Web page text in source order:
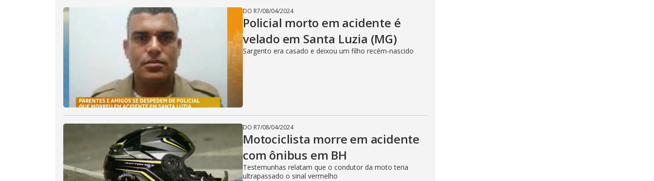
DO R7/08/04/2024
Policial morto em acidente é
velado em Santa Luzia (MG)
Sargento era casado e deixou um filho recém-nascido
DO R7/08/04/2024
Motociclista morre em acidente
com ônibus em BH
Testemunhas relatam que o condutor da moto teria
ultrapassado o sinal vermelho